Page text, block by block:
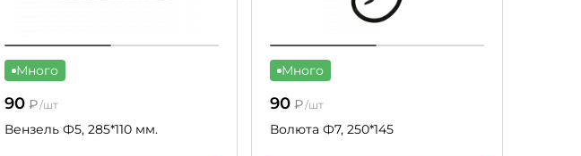
Много
90₽/шт
Вензель Ф5, 285*110 мм.
Много
90₽/шт
Волюта Ф7, 250*145